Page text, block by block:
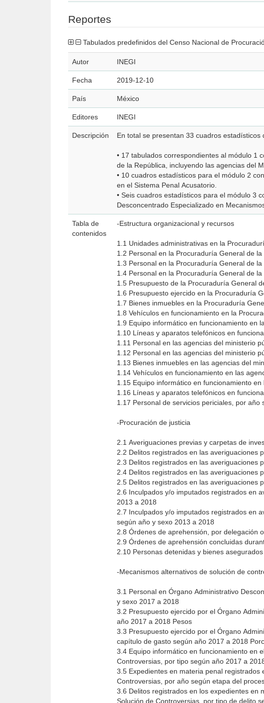
Reportes
Tabulados predefinidos del Censo Nacional de
Autor INEGI
Fecha 2019-12-10
País México
Editores INEGI
Descripción En total se presentan 33 cuadros
• 17 tabulados correspondientes al módulo 1
de la República, incluyendo las agencias del
• 10 cuadros estadísticos para el módulo 2
en el Sistema Penal Acusatorio.
• Seis cuadros estadísticos para el módulo 3
Desconcentrado Especializado en
Tabla de
contenidos
-Estructura organizacional y recursos
1.1 Unidades administrativas en la
1.2 Personal en la Procuraduría General de
1.3 Personal en la Procuraduría General de
1.4 Personal en la Procuraduría General de
1.5 Presupuesto de la Procuraduría General
1.6 Presupuesto ejercido en la Procuraduría
1.7 Bienes inmuebles en la Procuraduría
1.8 Vehículos en funcionamiento en la
1.9 Equipo informático en funcionamiento en
1.10 Líneas y aparatos telefónicos en
1.11 Personal en las agencias del ministerio
1.12 Personal en las agencias del ministerio
1.13 Bienes inmuebles en las agencias del
1.14 Vehículos en funcionamiento en las
1.15 Equipo informático en funcionamiento
1.16 Líneas y aparatos telefónicos en
1.17 Personal de servicios periciales, por año
-Procuración de justicia
2.1 Averiguaciones previas y carpetas de
2.2 Delitos registrados en las averiguaciones
2.3 Delitos registrados en las averiguaciones
2.4 Delitos registrados en las averiguaciones
2.5 Delitos registrados en las averiguaciones
2.6 Inculpados y/o imputados registrados en
2013 a 2018
2.7 Inculpados y/o imputados registrados en
según año y sexo 2013 a 2018
2.8 Órdenes de aprehensión, por delegación
2.9 Órdenes de aprehensión concluidas
2.10 Personas detenidas y bienes
-Mecanismos alternativos de solución de
3.1 Personal en Órgano Administrativo
y sexo 2017 a 2018
3.2 Presupuesto ejercido por el Órgano
año 2017 a 2018 Pesos
3.3 Presupuesto ejercido por el Órgano
capítulo de gasto según año 2017 a 2018
3.4 Equipo informático en funcionamiento en
Controversias, por tipo según año 2017
3.5 Expedientes en materia penal
Controversias, por año según etapa del
3.6 Delitos registrados en los expedientes en
Solución de Controversias, por tipo de delito